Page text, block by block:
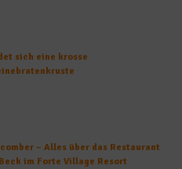
sich eine krosse
– Alles über das Restaurant
im Forte Village Resort